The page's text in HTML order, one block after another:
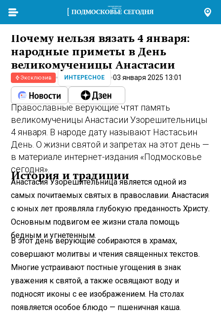
Почему нельзя вязать 4 января:
народные приметы в День
великомученицы Анастасии
Эксклюзив ИНТЕРЕСНОЕ 03 января 2025 13:01
Православные верующие чтят память
великомученицы Анастасии Узорешительницы
4 января. В народе дату называют Настасьин
День. О жизни святой и запретах на этот день —
в материале интернет-издания «Подмосковье
сегодня».
История и традиции
Анастасия Узорешительница является одной из
самых почитаемых святых в православии. Анастасия
с юных лет проявляла глубокую преданность Христу.
Основным подвигом ее жизни стала помощь
бедным и угнетенным.
В этот день верующие собираются в храмах,
совершают молитвы и чтения священных текстов.
Многие устраивают постные угощения в знак
уважения к святой, а также освящают воду и
подносят иконы с ее изображением. На столах
появляется особое блюдо — пшеничная каша.